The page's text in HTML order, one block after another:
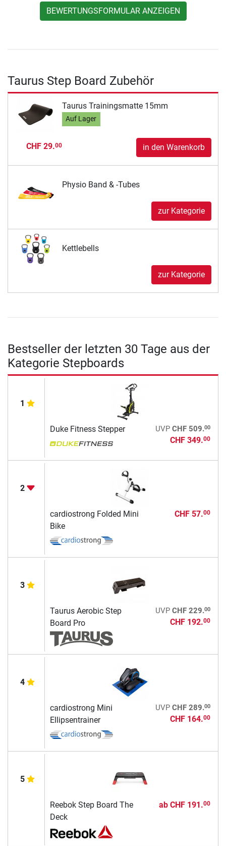
BEWERTUNGSFORMULAR ANZEIGEN
Taurus Step Board Zubehör
Taurus Trainingsmatte 15mm
Auf Lager
CHF 29.00 in den Warenkorb
Physio Band & -Tubes
zur Kategorie
Kettlebells
zur Kategorie
Bestseller der letzten 30 Tage aus der
Kategorie Stepboards
1
Duke Fitness Stepper UVP CHF 509.00
CHF 349.00
2
cardiostrong Folded Mini
Bike
CHF 57.00
3
Taurus Aerobic Step
Board Pro
UVP CHF 229.00
CHF 192.00
4
cardiostrong Mini
Ellipsentrainer
UVP CHF 289.00
CHF 164.00
5
Reebok Step Board The
Deck
ab CHF 191.00